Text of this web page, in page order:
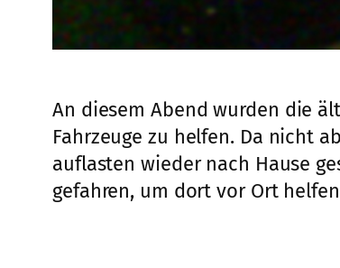
An diesem Abend wurden die
Fahrzeuge zu helfen. Da nicht
auflasten wieder nach Hause
gefahren, um dort vor Ort